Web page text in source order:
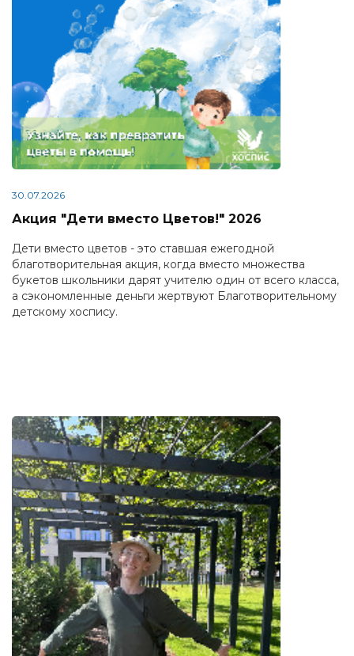
30.07.2026
Акция "Дети вместо Цветов!" 2026
Дети вместо цветов - это ставшая ежегодной
благотворительная акция, когда вместо множества
букетов школьники дарят учителю один от всего класса,
а сэкономленные деньги жертвуют Благотворительному
детскому хоспису.